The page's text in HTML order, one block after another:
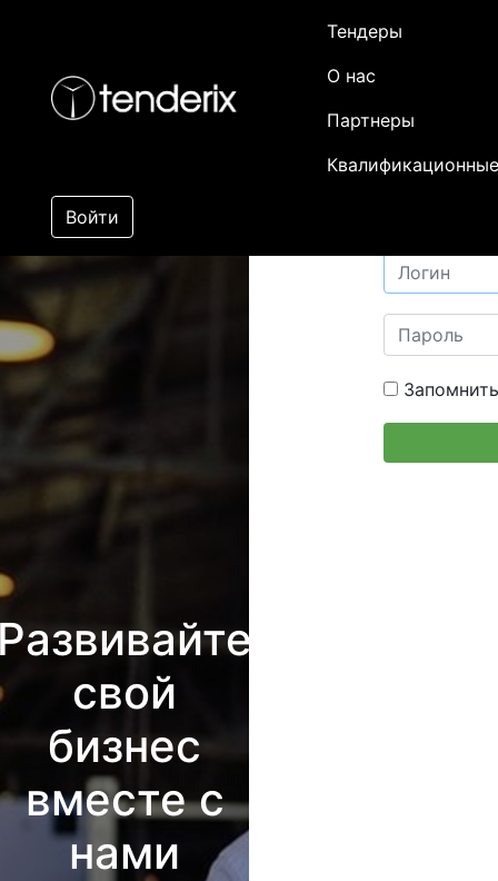
Тендеры
О нас
Партнеры
Войти
свой
бизнес
вместе с
нами